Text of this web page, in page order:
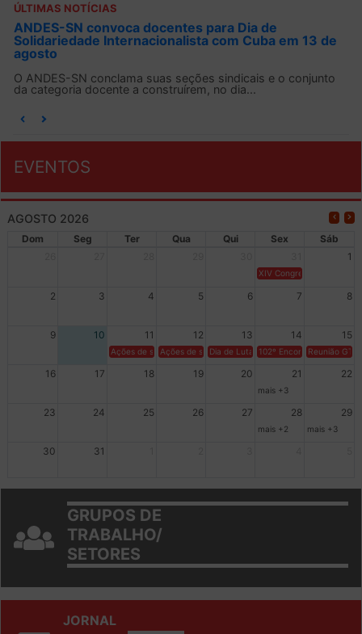
ÚLTIMAS NOTÍCIAS
ANDES-SN convoca docentes para Dia de
Solidariedade Internacionalista com Cuba em 13 de
agosto
O ANDES-SN conclama suas seções sindicais e o conjunto
da categoria docente a construírem, no dia...
EVENTOS
AGOSTO 2026
Dom Seg Ter Qua Qui Sex
Sáb
1
XIV Congresso Brasileiro
2 3 4 5 6 7 8
9 10 11 12 13 14 15
Ações de solidariedade a Cuba no Rio Grande do Sul - 100
Ações de solidariedade a Cuba no Rio Grande do
Dia de Luta em Defesa de Cuba e da
102º Encontro da
Reunião
16 17 18 19 20 21 22
mais +3
23 24 25 26 27 28 29
mais +2 mais +3
30 31
GRUPOS DE
TRABALHO/
SETORES
JORNAL